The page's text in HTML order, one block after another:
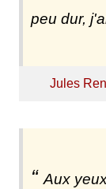
peu dur,
Jules
Aux